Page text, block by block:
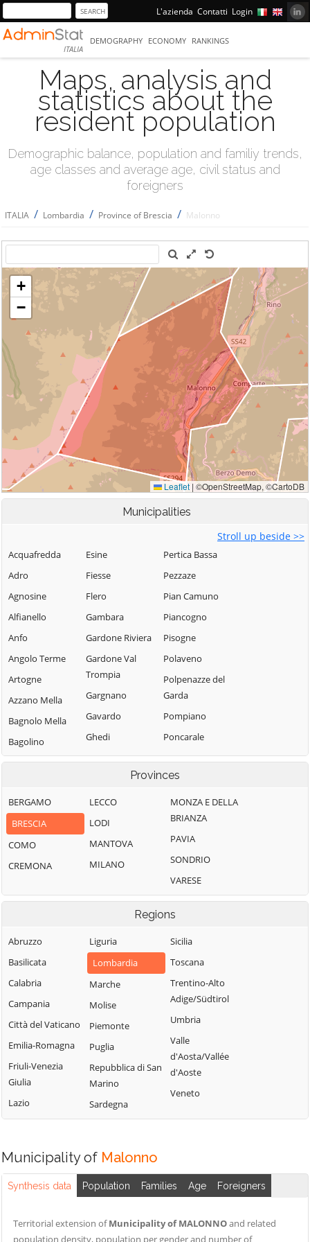
L'azienda Contatti Login
ITALIA
DEMOGRAPHY ECONOMY RANKINGS
Maps, analysis and
statistics about the
resident population
Demographic balance, population and familiy trends,
age classes and average age, civil status and
foreigners
ITALIA / Lombardia / Province of Brescia / Malonno
Municipalities
Stroll up beside >>
Acquafredda
Adro
Agnosine
Alfianello
Anfo
Angolo Terme
Artogne
Azzano Mella
Bagnolo Mella
Bagolino
Barbariga
Bassano
Bresciano
Bedizzole
Berlingo
Berzo Inferiore
Bione
Borgo San
Giacomo
Borgosatollo
Borno
Botticino
Bovegno
Bovezzo
Brandico
Brione
Calcinato
Esine
Fiesse
Flero
Gambara
Gardone Riviera
Gardone Val
Trompia
Gargnano
Gavardo
Ghedi
Gianico
Gottolengo
Gussago
Idro
Incudine
Irma
Isorella
Leno
Limone sul Garda
Lodrino
Lograto
Lonato del Garda
Longhena
Losine
Lozio
Lumezzane
Magasa
Mairano
Malegno
Manerba del
Pertica Bassa
Pezzaze
Pian Camuno
Piancogno
Pisogne
Polaveno
Polpenazze del
Garda
Pompiano
Poncarale
Ponte di Legno
Pontevico
Pontoglio
Pozzolengo
Pralboino
Preseglie
Prevalle
Provaglio d'Iseo
Sabbia
Puegnago del
Garda
Quinzano d'Oglio
Remedello
Rezzato
Roccafranca
Roncadelle
Sabbio Chiese
Salò
Provinces
BERGAMO
BRESCIA
COMO
CREMONA
LECCO
LODI
MANTOVA
MILANO
MONZA E DELLA
BRIANZA
PAVIA
SONDRIO
VARESE
Regions
Abruzzo
Basilicata
Calabria
Campania
Città del Vaticano
Emilia-Romagna
Friuli-Venezia
Giulia
Lazio
Liguria
Lombardia
Marche
Molise
Piemonte
Puglia
Repubblica di San
Marino
Sardegna
Sicilia
Toscana
Trentino-Alto
Adige/Südtirol
Umbria
Valle
d'Aosta/Vallée
d'Aoste
Veneto
Municipality of Malonno
Synthesis data Population Families Age Foreigners
Territorial extension ofMunicipality of MALONNOand related
population density, population per gender and number of